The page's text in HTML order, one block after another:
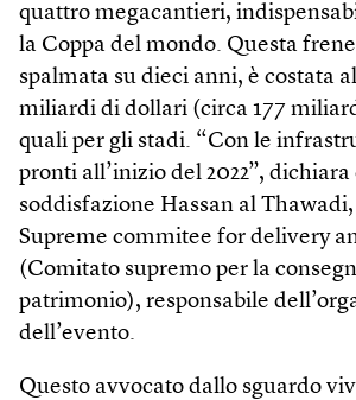
quattro megacantieri,
la Coppa del mondo. Questa
spalmata su dieci anni, è costata
miliardi di dollari (circa 177
quali per gli stadi. “Con le
pronti all’inizio del 2022”, dichiara
soddisfazione Hassan al
Supreme commitee for delivery
(Comitato supremo per la
patrimonio), responsabile
dell’evento.
Questo avvocato dallo sguardo